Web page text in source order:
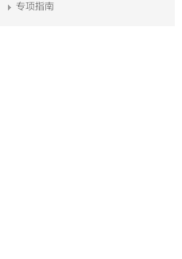
专项指南